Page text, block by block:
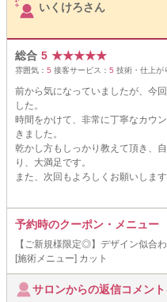
いくけろさん
総合 5 ★★★★★
雰囲気： 5 接客サービス： 5 技術・仕上が
前から気になっていましたが、今
した。
時間をかけて、非常に丁寧なカウ
きました。
乾かし方もしっかり教えて頂き、
り、大満足です。
また、次回もよろしくお願いします
予約時のクーポン・メニュー
【ご新規様限定◎】デザイン似
[施術メニュー] カット
サロンからの返信コメン